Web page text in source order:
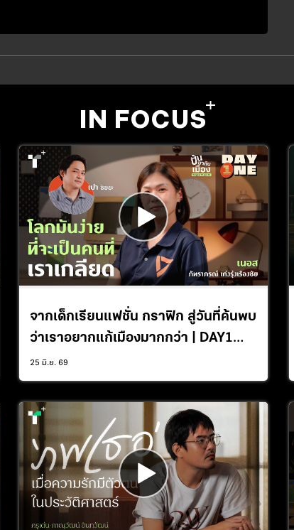
IN FOCUS
จากเด็กเรียนแฟชั่น กราฟิก สู่วันที่ค้นพบ
ว่าเราอยากแก้เมืองมากกว่า | DAY1
Podcast EP.4
25 มิ.ย. 69